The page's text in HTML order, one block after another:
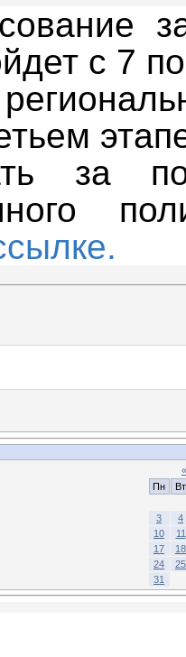
с 7
за
«
Пн
Вт
3
4
10
11
17
18
24
25
31